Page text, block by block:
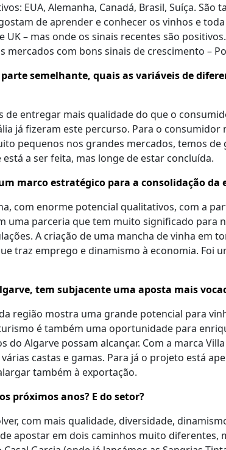
EUA, Alemanha, Canadá, Brasil, Suíça. São
de aprender e conhecer os vinhos e
– mas onde os sinais recentes são
com bons sinais de crescimento –
semelhante, quais as variáveis de
entregar mais qualidade do que o
já fizeram este percurso. Para o
pequenos nos grandes mercados, temos
a ser feita, mas longe de estar concluída.
marco estratégico para a consolidação da
com enorme potencial qualitativos, com a
uma parceria que tem muito significado
A criação de uma mancha de vinha em
traz emprego e dinamismo à economia. Foi
tem subjacente uma aposta mais
região mostra uma grande potencial para
é também uma oportunidade para
do Algarve possam alcançar. Com a marca
castas e gamas. Para já o projeto está
também à exportação.
próximos anos? E do setor?
com mais qualidade, diversidade,
apostar em dois caminhos muito diferentes,